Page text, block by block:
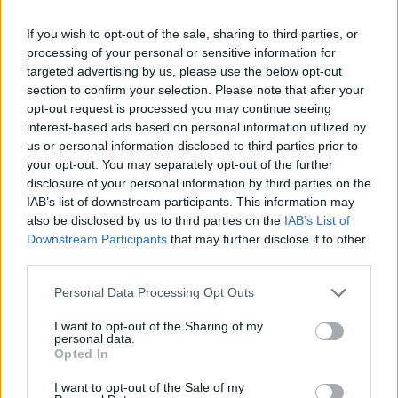
If you wish to opt-out of the sale, sharing to third parties, or
processing of your personal or sensitive information for
targeted advertising by us, please use the below opt-out
section to confirm your selection. Please note that after your
opt-out request is processed you may continue seeing
interest-based ads based on personal information utilized by
us or personal information disclosed to third parties prior to
your opt-out. You may separately opt-out of the further
disclosure of your personal information by third parties on the
IAB’s list of downstream participants. This information may
also be disclosed by us to third parties on the IAB’s List of
Downstream Participants that may further disclose it to other
Personal Data Processing Opt Outs
I want to opt-out of the Sharing of my
personal data.
Opted In
I want to opt-out of the Sale of my
Δείτε αυτή τη δημοσίευση στο Instagram.
Η δημοσίευση κοινοποιήθηκε από το χρήστη Aɴɴᴀ Vɪssɪ Oғғɪᴄɪᴀʟ Fᴀɴ Cʟᴜʙ (@fannatics)